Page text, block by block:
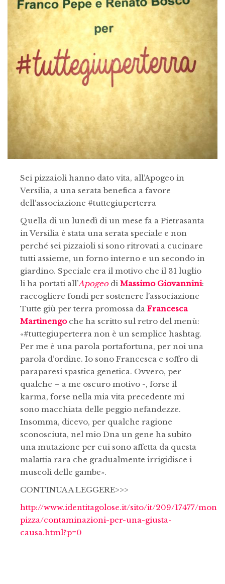
Sei pizzaioli hanno dato vita, all’Apogeo in
Versilia, a una serata benefica a favore
dell’associazione #tuttegiuperterra
Quella di un lunedì di un mese fa a Pietrasanta
in Versilia è stata una serata speciale e non
perché sei pizzaioli si sono ritrovati a cucinare
tutti assieme, un forno interno e un secondo in
giardino. Speciale era il motivo che il 31 luglio
li ha portati all’Apogeodi Massimo Giovannini:
raccogliere fondi per sostenere l’associazione
Tutte giù per terra promossa da Francesca
Martinengoche ha scritto sul retro del menù:
«#tuttegiuperterra non è un semplice hashtag.
Per me è una parola portafortuna, per noi una
parola d’ordine. Io sono Francesca e soffro di
paraparesi spastica genetica. Ovvero, per
qualche – a me oscuro motivo -, forse il
karma, forse nella mia vita precedente mi
sono macchiata delle peggio nefandezze.
Insomma, dicevo, per qualche ragione
sconosciuta, nel mio Dna un gene ha subito
una mutazione per cui sono affetta da questa
malattia rara che gradualmente irrigidisce i
muscoli delle gambe».
CONTINUA A LEGGERE>>>
http://www.identitagolose.it/sito/it/209/17477/
pizza/contaminazioni-per-una-giusta-
causa.html?p=0